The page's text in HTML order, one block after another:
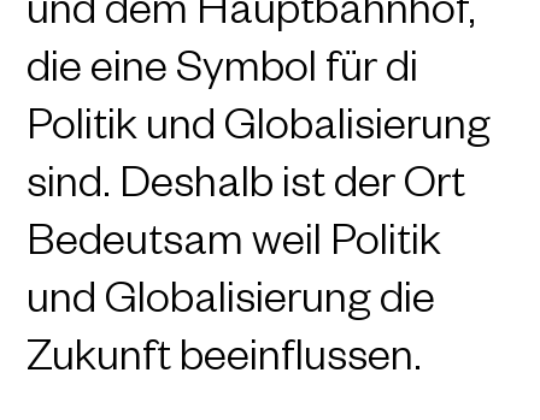
und dem Hauptbahnhof,
die eine Symbol für di
Politik und Globalisierung
sind. Deshalb ist der Ort
Bedeutsam weil Politik
und Globalisierung die
Zukunft beeinflussen.